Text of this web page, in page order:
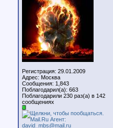
Регистрация: 29.01.2009
Адрес: Москва
Сообщения: 1,843
Поблагодарил(а): 663
Поблагодарили 230 раз(а) в 142
сообщениях